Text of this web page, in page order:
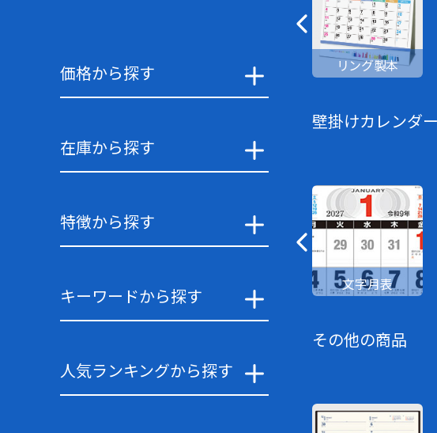
価格から探す
在庫から探す
特徴から探す
キーワードから探す
人気ランキングから探す
リング製本
壁掛けカレンダー
文字月表
その他の商品